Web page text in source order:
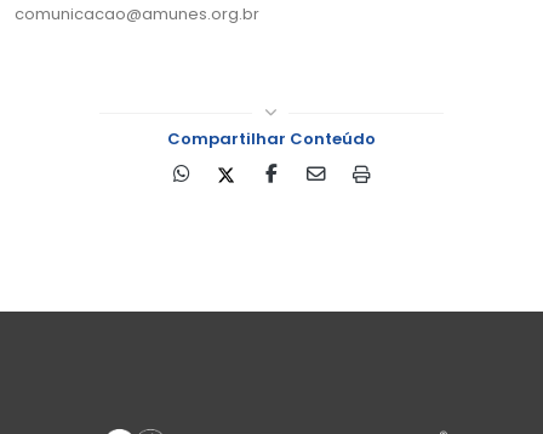
comunicacao@amunes.org.br
Compartilhar Conteúdo